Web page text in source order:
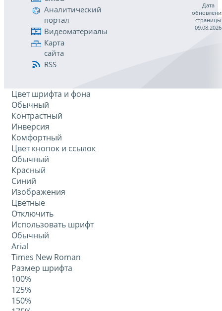
Аналитический
портал
Видеоматериалы
Карта
сайта
RSS
Дата
страницы
09.08.2026
Цвет шрифта и фона
Обычный
Контрастный
Инверсия
Комфортный
Цвет кнопок и ссылок
Обычный
Красный
Синий
Изображения
Цветные
Отключить
Использовать шрифт
Обычный
Arial
Times New Roman
Размер шрифта
100%
125%
150%